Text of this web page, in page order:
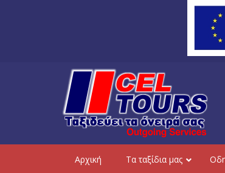
Aρχική Τα ταξίδια μας